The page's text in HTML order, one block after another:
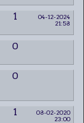
1
04-12-2024
21:58
0
0
1
08-02-2020
23:00